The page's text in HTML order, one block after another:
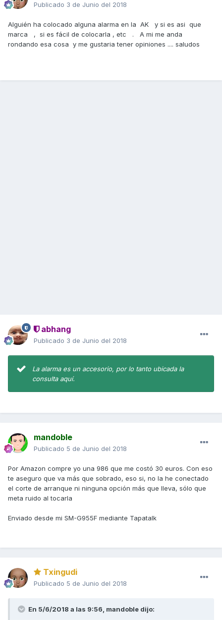
Publicado 3 de Junio del 2018
Alguién ha colocado alguna alarma en la AK y si es asi que
marca , si es fácil de colocarla , etc . A mi me anda
rondando esa cosa y me gustaria tener opiniones .... saludos
abhang
Publicado 3 de Junio del 2018
La alarma es un accesorio, por lo tanto ubicada la
consulta aquí.
mandoble
Publicado 5 de Junio del 2018
Por Amazon compre yo una 986 que me costó 30 euros. Con eso
te aseguro que va más que sobrado, eso si, no la he conectado
el corte de arranque ni ninguna opción más que lleva, sólo que
meta ruido al tocarla
Enviado desde mi SM-G955F mediante Tapatalk
Txingudi
Publicado 5 de Junio del 2018
En 5/6/2018 a las 9:56, mandoble dijo: